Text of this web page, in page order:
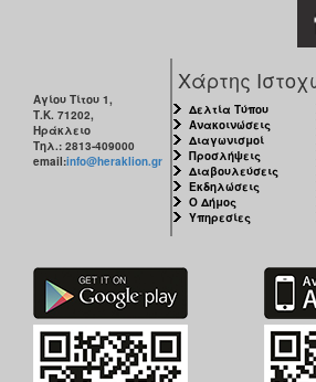
Αγίου Τίτου 1,
Τ.Κ. 71202,
Ηράκλειο
Τηλ.: 2813-409000
email:info@heraklion.gr
Χάρτης
Δελτία Τύπου
Ανακοινώσεις
Διαγωνισμοί
Προσλήψεις
Διαβουλεύσεις
Εκδηλώσεις
Ο Δήμος
Υπηρεσίες